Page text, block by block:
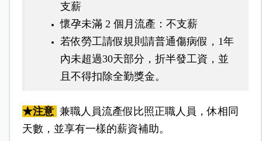
支薪
懷孕未滿 2 個月流產：不支薪
若依勞工請假規則請普通傷病假，1年
內未超過30天部分，折半發工資，並
且不得扣除全勤獎金。
★注意 兼職人員流產假比照正職人員，休相同
天數，並享有一樣的薪資補助。